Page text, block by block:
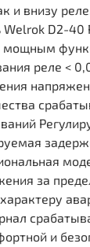
и внизу
Welrok D2-40
мощным
реле <
за
и